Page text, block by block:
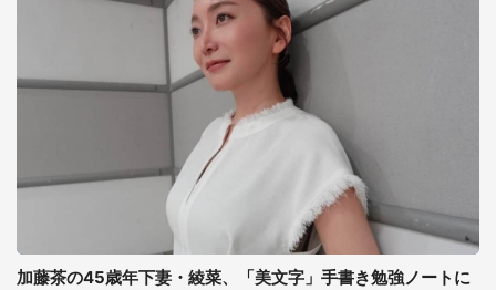
加藤茶の45歳年下妻・綾菜、「美文字」手書き勉強ノートに